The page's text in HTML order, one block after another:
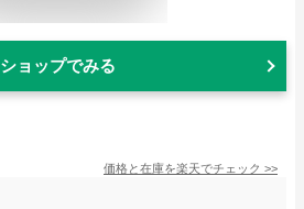
ショップでみる
価格と在庫を楽天でチェック >>